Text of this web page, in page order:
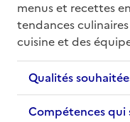
menus et recettes
tendances
cuisine et des
Qualités
Compétences qui